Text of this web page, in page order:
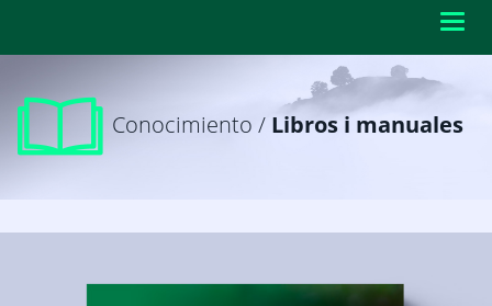
Conocimiento / Libros i manuales